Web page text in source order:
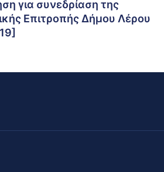
για συνεδρίαση της
Επιτροπής Δήμου Λέρου